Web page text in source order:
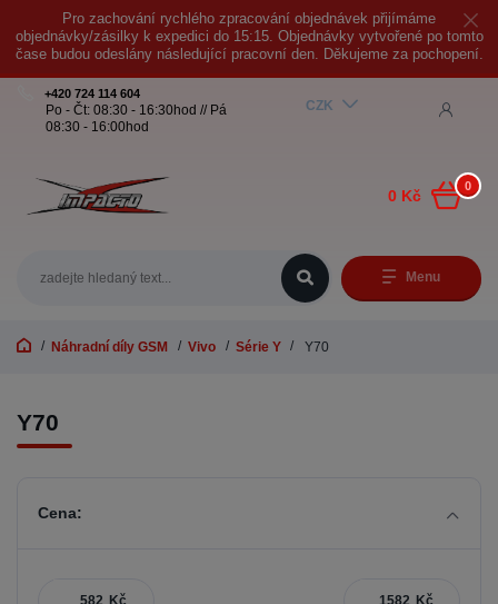
Pro zachování rychlého zpracování objednávek přijímáme
objednávky/zásilky k expedici do 15:15. Objednávky vytvořené po tomto
čase budou odeslány následující pracovní den. Děkujeme za pochopení.
Menu
CZK
+420 724 114 604
Po - Čt: 08:30 - 16:30hod // Pá
08:30 - 16:00hod
0
0 Kč
Náhradní díly GSM Vivo Série Y Y70
Y70
Cena:
Kč Kč